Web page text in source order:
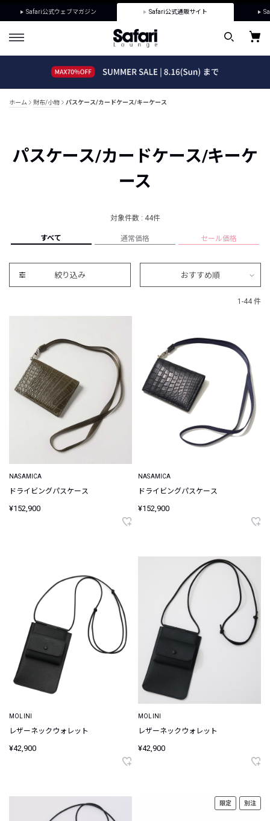
Safari公式ウェブマガジン Safari公式通販サイト
ホーム 財布/小物 パスケース/カードケース/キーケース
パスケース/カードケース/キーケ
ース
対象件数 : 44件
すべて 通常価格 セール価格
絞り込み おすすめ順
1-44 件
NASAMICA
ドライビングパスケース
¥152,900
NASAMICA
ドライビングパスケース
¥152,900
MOLINI
レザーネックウォレット
¥42,900
MOLINI
レザーネックウォレット
¥42,900
限定 別注